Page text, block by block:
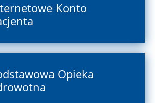
Konto
Opieka